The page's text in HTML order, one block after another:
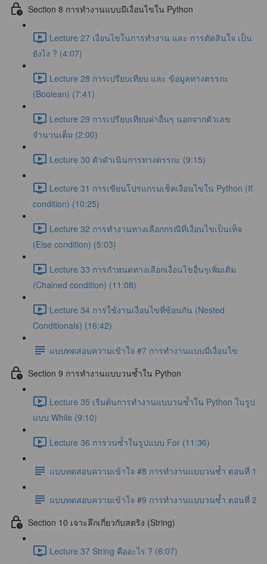
Section 8 การทำงานแบบมีเงื่อนไขใน Python
Lecture 27 เงื่อนไขในการทำงาน และ การตัดสินใจ เป็น
ยังไง ? (4:07)
Lecture 28 การเปรียบเทียบ และ ข้อมูลทางตรรกะ
(Boolean) (7:41)
Lecture 29 การเปรียบเทียบค่าอื่นๆ นอกจากตัวเลข
จำนวนเต็ม (2:00)
Lecture 30 ตัวดำเนินการทางตรรกะ (9:15)
Lecture 31 การเขียนโปรแกรมเช็คเงื่อนไขใน Python (If
condition) (10:25)
Lecture 32 การทำงานทางเลือกกรณีที่เงื่อนไขเป็นเท็จ
(Else condition) (5:03)
Lecture 33 การกำหนดทางเลือกเงื่อนไขอื่นๆเพิ่มเติม
(Chained condition) (11:08)
Lecture 34 การใช้งานเงื่อนไขที่ซ้อนกัน (Nested
Conditionals) (16:42)
แบบทดสอบความเข้าใจ #7 การทำงานแบบมีเงื่อนไข
Section 9 การทำงานแบบวนซ้ำใน Python
Lecture 35 เริ่มต้นการทำงานแบบวนซ้ำใน Python ในรูป
แบบ While (9:10)
Lecture 36 การวนซ้ำในรูปแบบ For (11:36)
แบบทดสอบความเข้าใจ #8 การทำงานแบบวนซ้ำ ตอนที่ 1
แบบทดสอบความเข้าใจ #9 การทำงานแบบวนซ้ำ ตอนที่ 2
Section 10 เจาะลึกเกี่ยวกับสตริง (String)
Lecture 37 String คืออะไร ? (6:07)